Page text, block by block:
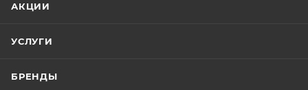
АКЦИИ
УСЛУГИ
БРЕНДЫ